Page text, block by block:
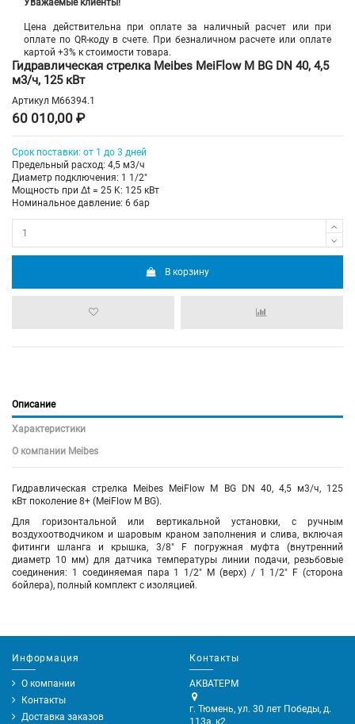
Уважаемые клиенты!
Цена действительна при оплате за наличный расчет или при
оплате по QR-коду в счете. При безналичном расчете или оплате
картой +3% к стоимости товара.
Гидравлическая стрелка Meibes MeiFlow M BG DN 40, 4,5
м3/ч, 125 кВт
Артикул M66394.1
60 010,00 ₽
Срок поставки: от 1 до 3 дней
Предельный расход: 4,5 м3/ч
Диаметр подключения: 1 1/2"
Мощность при Δt = 25 K: 125 кВт
Номинальное давление: 6 бар
В корзину
Описание
Характеристики
О компании Meibes
Гидравлическая стрелка Meibes MeiFlow M BG DN 40, 4,5 м3/ч, 125
кВт поколение 8+ (MeiFlow M BG).
Для горизонтальной или вертикальной установки, с ручным
воздухоотводчиком и шаровым краном заполнения и слива, включая
фитинги шланга и крышка, 3/8" F погружная муфта (внутренний
диаметр 10 мм) для датчика температуры линии подачи, резьбовые
соединения: 1 соединяемая пара 1 1/2" M (верх) / 1 1/2" F (сторона
бойлера), полный комплект с изоляцией.
Информация
О компании
Контакты
Доставка заказов
Контакты
АКВАТЕРМ
г. Тюмень, ул. 30 лет Победы, д.